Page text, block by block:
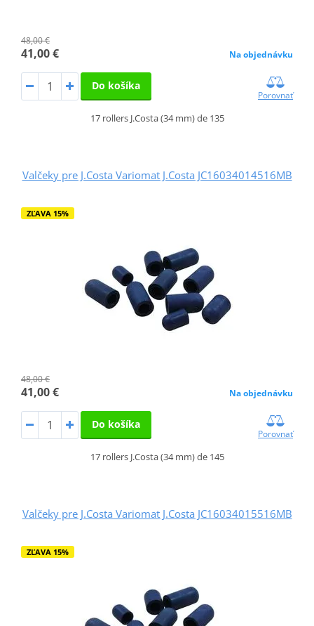
48,00 €
41,00 € Na objednávku
Do košíka
Porovnať
17 rollers J.Costa (34 mm) de 135
Valčeky pre J.Costa Variomat J.Costa JC16034014516MB
ZĽAVA 15%
48,00 €
41,00 € Na objednávku
Do košíka
Porovnať
17 rollers J.Costa (34 mm) de 145
Valčeky pre J.Costa Variomat J.Costa JC16034015516MB
ZĽAVA 15%